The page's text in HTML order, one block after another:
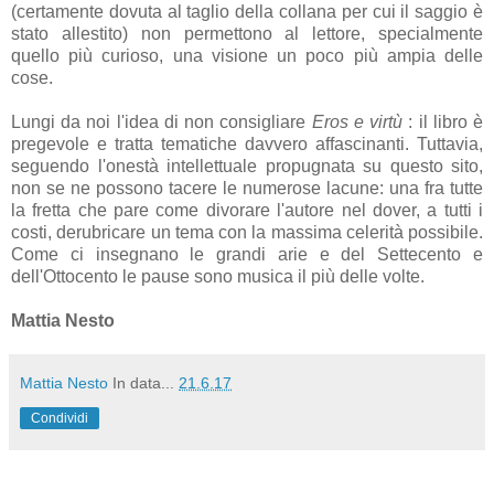
(certamente dovuta al taglio della collana per cui il saggio è
stato allestito) non permettono al lettore, specialmente
quello più curioso, una visione un poco più ampia delle
cose.
Lungi da noi l'idea di non consigliare Eros e virtù : il libro è
pregevole e tratta tematiche davvero affascinanti. Tuttavia,
seguendo l'onestà intellettuale propugnata su questo sito,
non se ne possono tacere le numerose lacune: una fra tutte
la fretta che pare come divorare l'autore nel dover, a tutti i
costi, derubricare un tema con la massima celerità possibile.
Come ci insegnano le grandi arie e del Settecento e
dell'Ottocento le pause sono musica il più delle volte.
Mattia Nesto
Mattia Nesto In data... 21.6.17
Condividi